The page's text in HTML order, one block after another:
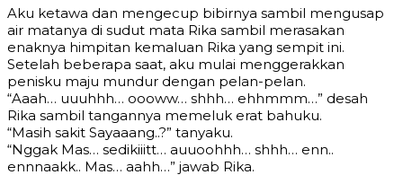
Aku ketawa dan mengecup bibirnya sambil mengusap
air matanya di sudut mata Rika sambil merasakan
enaknya himpitan kemaluan Rika yang sempit ini.
Setelah beberapa saat, aku mulai menggerakkan
penisku maju mundur dengan pelan-pelan.
“Aaah… uuuhhh… oooww… shhh… ehhmmm…” desah
Rika sambil tangannya memeluk erat bahuku.
“Masih sakit Sayaaang..?” tanyaku.
“Nggak Mas… sedikiiitt… auuoohhh… shhh… enn..
ennnaakk.. Mas… aahh…” jawab Rika.